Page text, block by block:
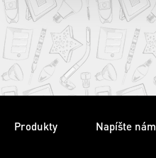
Produkty Napíšte nám